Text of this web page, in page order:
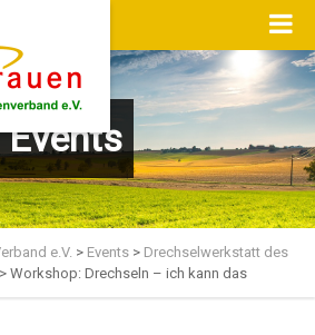
Events
e.V. > Events > Drechselwerkstatt des
> Workshop: Drechseln – ich kann das